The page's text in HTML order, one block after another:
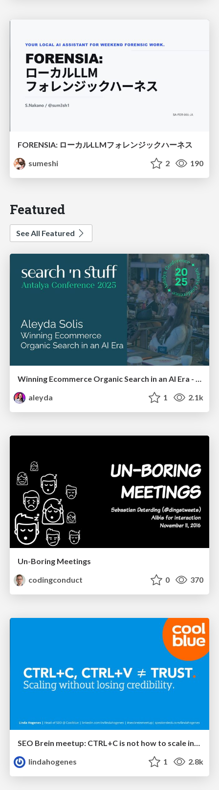
FORENSIA: ローカルLLMフォレンジックハーネス
sumeshi
2 190
Featured
See All Featured
Winning Ecommerce Organic Search in an AI Era - #searchnstuff2025
aleyda
1 2.1k
Un-Boring Meetings
codingconduct
0 370
SEO Brein meetup: CTRL+C is not how to scale international SEO
lindahogenes
1 2.8k